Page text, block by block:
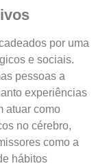
por uma
e sociais.
pessoas a
experiências
atuar como
no cérebro,
como a
hábitos